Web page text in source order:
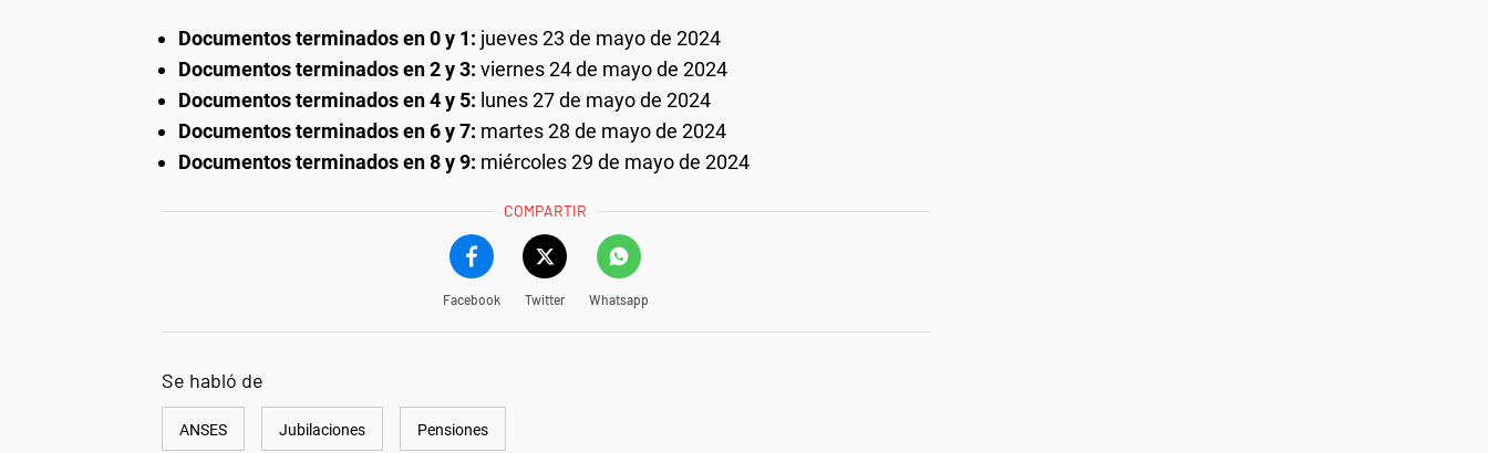
Documentos terminados en 0 y 1: jueves 23 de mayo de 2024
Documentos terminados en 2 y 3: viernes 24 de mayo de 2024
Documentos terminados en 4 y 5: lunes 27 de mayo de 2024
Documentos terminados en 6 y 7: martes 28 de mayo de 2024
Documentos terminados en 8 y 9: miércoles 29 de mayo de 2024
COMPARTIR
Facebook Twitter Whatsapp
Se habló de
ANSES Jubilaciones Pensiones